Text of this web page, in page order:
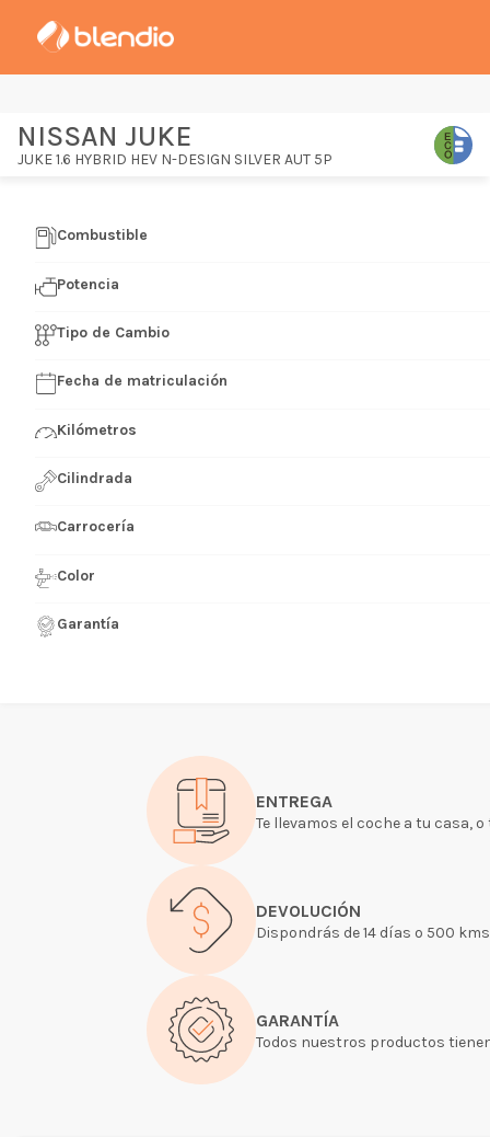
NISSAN JUKE
JUKE 1.6 HYBRID HEV N-DESIGN SILVER AUT 5P
ENTREGA
Te llevamos el coche a tu casa,
DEVOLUCIÓN
Dispondrás de 14 días o 500
GARANTÍA
Todos nuestros productos
Combustible
Potencia
Tipo de Cambio
Fecha de matriculación
Kilómetros
Cilindrada
Carrocería
Color
Garantía